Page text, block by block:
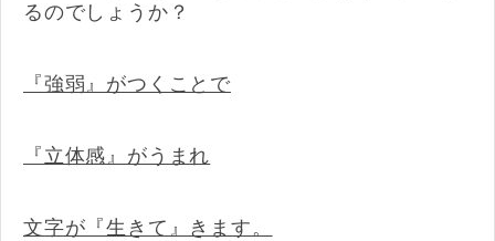
るのでしょうか？
『強弱』がつくことで
『立体感』がうまれ
文字が『生きて』きます。